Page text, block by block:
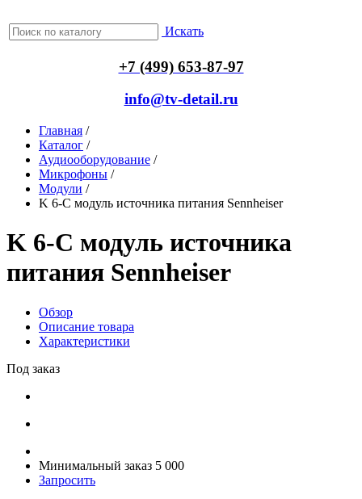
Искать
+7 (499) 653-87-97
info@tv-detail.ru
Главная /
Каталог /
Аудиооборудование /
Микрофоны /
Модули /
K 6-C модуль источника питания Sennheiser
K 6-C модуль источника
питания Sennheiser
Обзор
Описание товара
Характеристики
Под заказ
Минимальный заказ 5 000
Запросить